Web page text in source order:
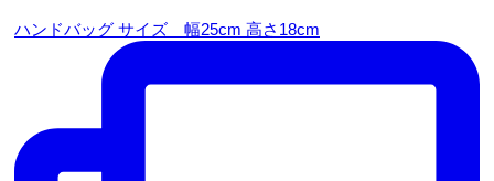
ハンドバッグ サイズ 幅25cm 高さ18cm